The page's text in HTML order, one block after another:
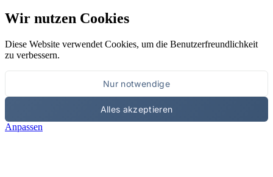
Wir nutzen Cookies
Diese Website verwendet Cookies, um die Benutzerfreundlichkeit
zu verbessern.
Nur notwendige
Alles akzeptieren
Anpassen